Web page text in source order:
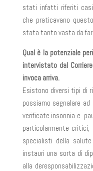
stati infatti riferiti
che praticavano
stata tanto vasta da far
Qual è la potenziale
intervistato dal
invoca arriva.
Esistono diversi tipi di
possiamo segnalare
verificate insonnia e
particolarmente critici,
specialisti della
instauri una sorta di
alla